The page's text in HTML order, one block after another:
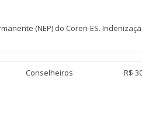
(NEP) do Coren-ES.
Conselheiros R$